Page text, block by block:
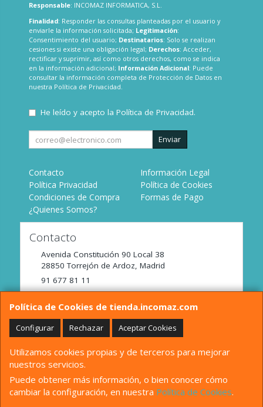
Política de Cookies de tienda.incomaz.com
Configurar Rechazar Aceptar Cookies
Utilizamos cookies propias y de terceros para mejorar
nuestros servicios.
Puede obtener más información, o bien conocer cómo
cambiar la configuración, en nuestra Política de Cookies.
Responsable: INCOMAZ INFORMATICA, S.L.
Finalidad: Responder las consultas planteadas por el usuario y
enviarle la información solicitada; Legitimación:
Consentimiento del usuario; Destinatarios: Solo se realizan
cesiones si existe una obligación legal; Derechos: Acceder,
rectificar y suprimir, así como otros derechos, como se indica
en la información adicional; Información Adicional: Puede
consultar la información completa de Protección de Datos en
nuestra Política de Privacidad
He leído y acepto la Política de Privacidad.
Enviar
Contacto
Información Legal
Política Privacidad
Política de Cookies
Condiciones de Compra
Formas de Pago
¿Quienes Somos?
Contacto
Avenida Constitución 90 Local 38
28850 Torrejón de Ardoz, Madrid
91 677 81 11
tienda@incomaz.com
Horario
De Lunes a Viernes de 9:00 a 14:00
, , , , España. - C.I.F.: B82680158 - Tfno: